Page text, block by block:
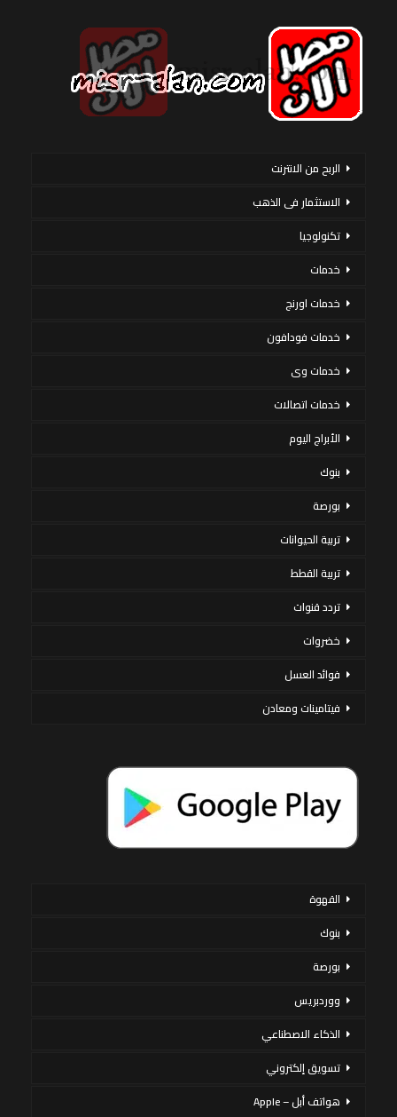
الربح من الانترنت
الاستثمار فى الذهب
تكنولوجيا
خدمات
خدمات اورنج
خدمات فودافون
خدمات وى
خدمات اتصالات
الأبراج اليوم
بنوك
بورصة
تربية الحيوانات
تربية القطط
تردد قنوات
خضروات
فوائد العسل
فيتامينات ومعادن
القهوة
بنوك
بورصة
ووردبريس
الذكاء الاصطناعي
تسويق إلكتروني
هواتف أبل – Apple